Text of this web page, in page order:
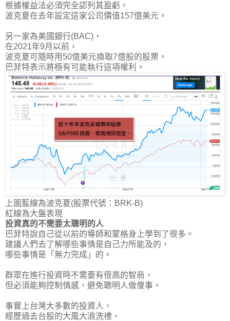
根據權益法必須完全認列其盈虧。
波克夏在去年設定這家公司價值157億美元。
另一家為美國銀行(BAC)，
在2021年9月以前，
波克夏可隨時用50億美元換取7億股的股票。
巴菲特表示將極有可能執行這項權利。
上圖藍線為波克夏(股票代號：BRK-B)
紅線為大盤表現
投資真的不需要太聰明的人
巴菲特說自己從以前的導師和蒙格身上學到了很多。
建議人們去了解哪些事情是自己力所能及的，
哪些事情是「無力完成」的。
群眾在進行投資時不需要有很高的智商，
但必須能夠控制情感，避免聰明人做傻事 。
事實上台灣大多數的投資人，
經歷過去台股的大風大浪洗禮，